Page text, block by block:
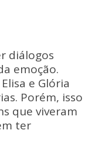
diálogos
emoção.
e Glória
Porém, isso
que viveram
ter